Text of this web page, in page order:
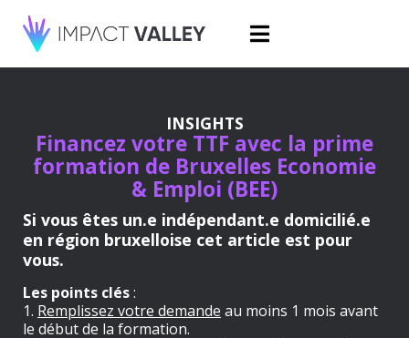
INSIGHTS
Financez votre TTF avec la prime
formation de Bruxelles Economie
& Emploi (BEE)
Si vous êtes un.e indépendant.e domicilié.e
en région bruxelloise cet article est pour
vous.
Les points clés:
1. Remplissez votre demande au moins 1 mois avant
le début de la formation.